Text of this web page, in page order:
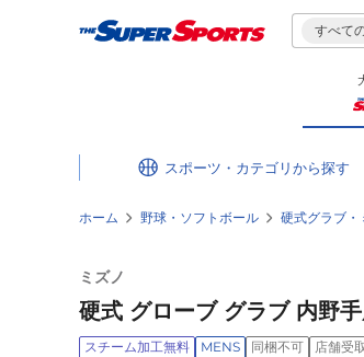
すべて
スポーツ・カテゴリ
ホーム 野球・ソフトボール 硬式グラブ・
ミズノ
硬式 グローブ グラブ 内野
スチーム加工無料 MENS 同梱不可 店舗受